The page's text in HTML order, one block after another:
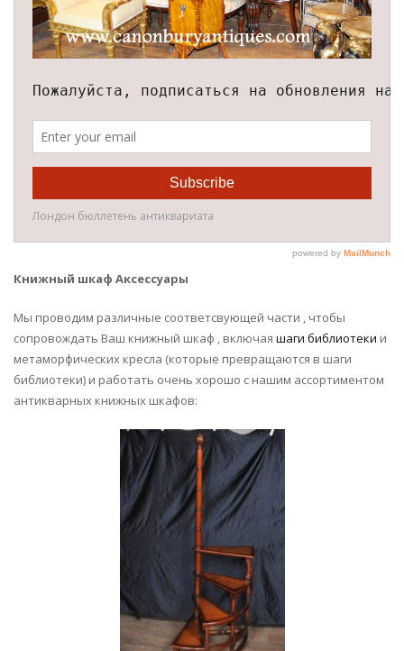
Книжный шкаф Аксессуары
Мы проводим различные соответсвующей части , чтобы
сопровождать Ваш книжный шкаф , включая шаги библиотеки и
метаморфических кресла (которые превращаются в шаги
библиотеки) и работать очень хорошо с нашим ассортиментом
антикварных книжных шкафов: